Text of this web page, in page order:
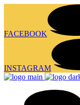
FACEBOOK
INSTAGRAM